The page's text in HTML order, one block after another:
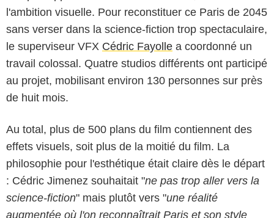
l'ambition visuelle. Pour reconstituer ce Paris de 2045
sans verser dans la science-fiction trop spectaculaire,
le superviseur VFX Cédric Fayolle a coordonné un
travail colossal. Quatre studios différents ont participé
au projet, mobilisant environ 130 personnes sur près
de huit mois.
Au total, plus de 500 plans du film contiennent des
effets visuels, soit plus de la moitié du film. La
philosophie pour l'esthétique était claire dès le départ
: Cédric Jimenez souhaitait "ne pas trop aller vers la
science-fiction" mais plutôt vers "une réalité
augmentée où l'on reconnaîtrait Paris et son style